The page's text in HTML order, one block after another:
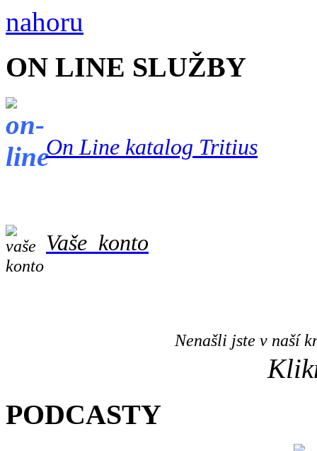
nahoru
ON LINE SLUŽBY
On Line katalog Tritius
Vaše konto
Nenašli jste v naší
PODCASTY